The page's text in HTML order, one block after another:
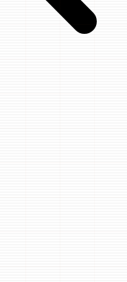
to navigate results,